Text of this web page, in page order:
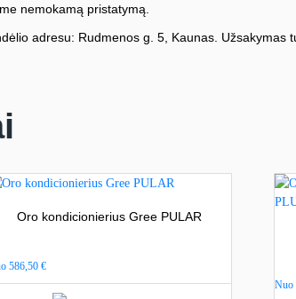
nemokamą pristatymą.
adresu: Rudmenos g. 5, Kaunas. Užsakymas
Oro kondicionierius Gree PULAR
586,50€
Nuo